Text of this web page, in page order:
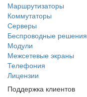
Маршрутизаторы
Коммутаторы
Серверы
Беспроводные решения
Модули
Межсетевые экраны
Телефония
Лицензии
Поддержка клиентов